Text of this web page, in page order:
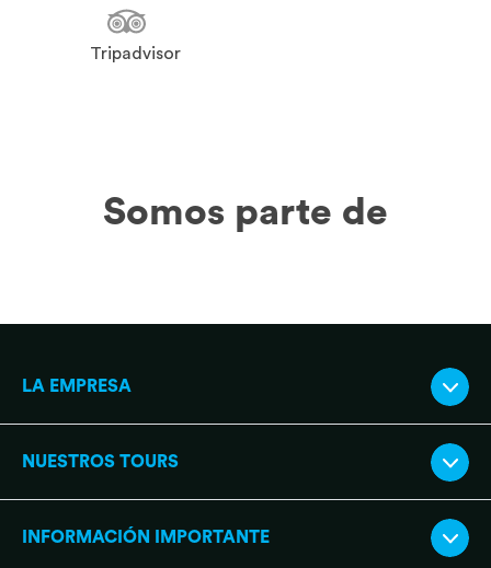
Tripadvisor
Somos parte de
LA EMPRESA
NUESTROS TOURS
INFORMACIÓN IMPORTANTE